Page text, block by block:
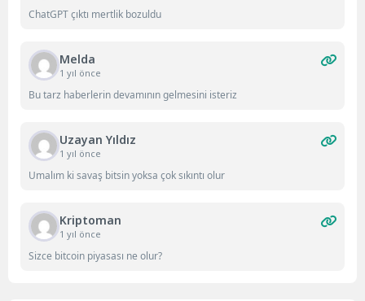
ChatGPT çıktı mertlik bozuldu
Melda
1 yıl önce
Bu tarz haberlerin devamının gelmesini isteriz
Uzayan Yıldız
1 yıl önce
Umalım ki savaş bitsin yoksa çok sıkıntı olur
Kriptoman
1 yıl önce
Sizce bitcoin piyasası ne olur?